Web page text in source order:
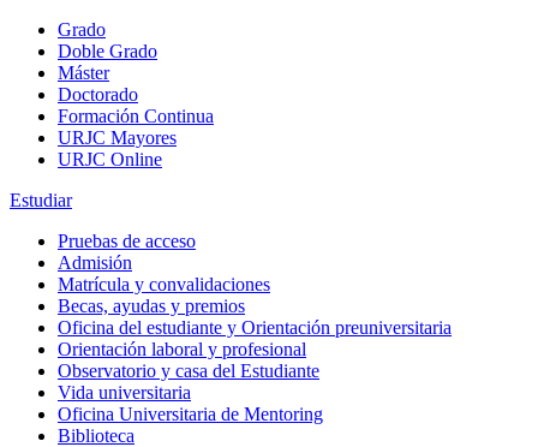
Grado
Doble Grado
Máster
Doctorado
Formación Continua
URJC Mayores
URJC Online
Estudiar
Pruebas de acceso
Admisión
Matrícula y convalidaciones
Becas, ayudas y premios
Oficina del estudiante y Orientación preuniversitaria
Orientación laboral y profesional
Observatorio y casa del Estudiante
Vida universitaria
Oficina Universitaria de Mentoring
Biblioteca